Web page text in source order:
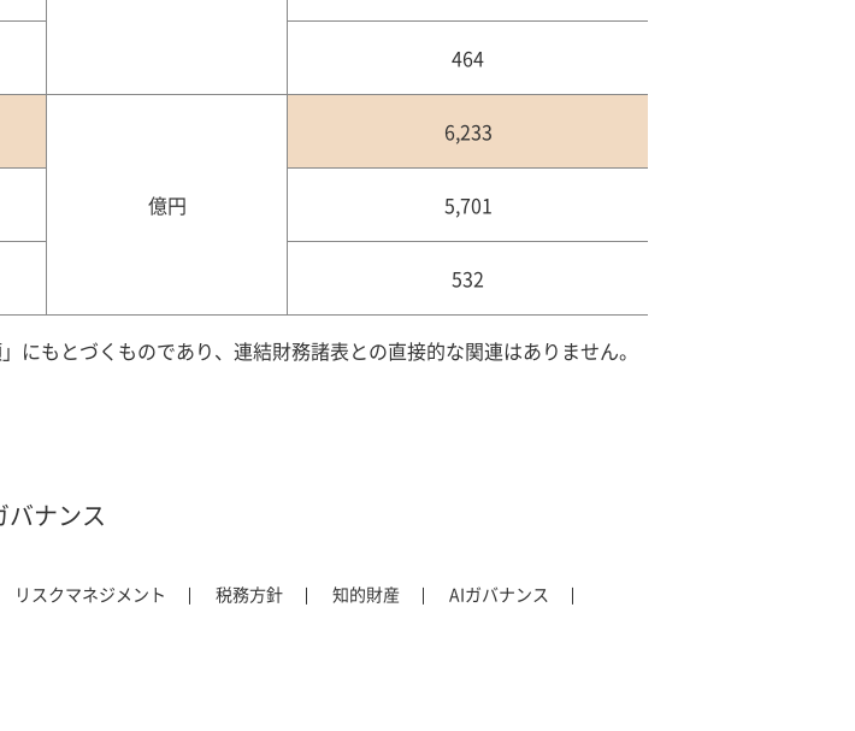
464
億円
6,233
5,701
532
もとづくものであり、連結財務諸表との直接的な関連はありません。
バナンス
リスクマネジメント 税務方針 知的財産 AIガバナンス